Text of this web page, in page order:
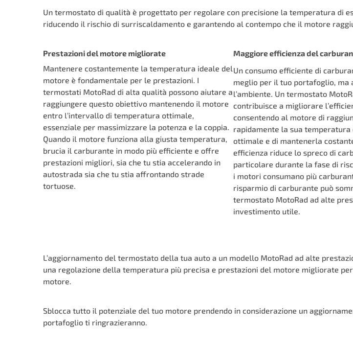
Un termostato di qualità è progettato per regolare con precisione la temperatura di
riducendo il rischio di surriscaldamento e garantendo al contempo che il motore
Prestazioni del motore migliorate
Mantenere costantemente la temperatura ideale del
motore è fondamentale per le prestazioni. I
termostati MotoRad di alta qualità possono aiutare a
raggiungere questo obiettivo mantenendo il motore
entro l’intervallo di temperatura ottimale,
essenziale per massimizzare la potenza e la coppia.
Quando il motore funziona alla giusta temperatura,
brucia il carburante in modo più efficiente e offre
prestazioni migliori, sia che tu stia accelerando in
autostrada sia che tu stia affrontando strade
tortuose.
Maggiore efficienza del
Un consumo efficiente di
meglio per il tuo portafoglio, ma
l’ambiente. Un termostato
contribuisce a migliorare
consentendo al motore di
rapidamente la sua temperatura
ottimale e di mantenerla
efficienza riduce lo spreco di
particolare durante la fase di
i motori consumano più
risparmio di carburante può
termostato MotoRad ad alte
investimento utile.
L’aggiornamento del termostato della tua auto a un modello MotoRad ad alte
una regolazione della temperatura più precisa e prestazioni del motore migliorate
motore.
Sblocca tutto il potenziale del tuo motore prendendo in considerazione un
portafoglio ti ringrazieranno.